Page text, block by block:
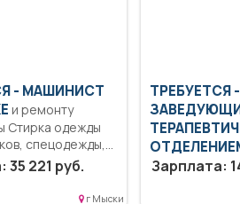
- МАШИНИСТ
и ремонту
Стирка одежды
спецодежды,
в...
35 221 руб.
г Мыски
ТРЕБУЕТСЯ -
Высшее-
доведения
Зарплата: